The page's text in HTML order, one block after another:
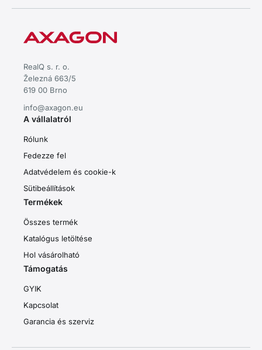
RealQ s. r. o.
Železná 663/5
619 00 Brno
info@axagon.eu
A vállalatról
Rólunk
Fedezze fel
Adatvédelem és cookie-k
Sütibeállítások
Termékek
Összes termék
Katalógus letöltése
Hol vásárolható
Támogatás
GYIK
Kapcsolat
Garancia és szerviz